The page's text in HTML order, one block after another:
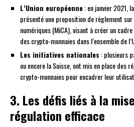
L’Union européenne: en janvier 2021,
présenté une proposition de règlement
numériques (MiCA), visant à créer un
des crypto-monnaies dans l’ensemble de
Les initiatives nationales : plusieurs
ou encore la Suisse, ont mis en place des
crypto-monnaies pour encadrer leur
3. Les défis liés à la
régulation efficace